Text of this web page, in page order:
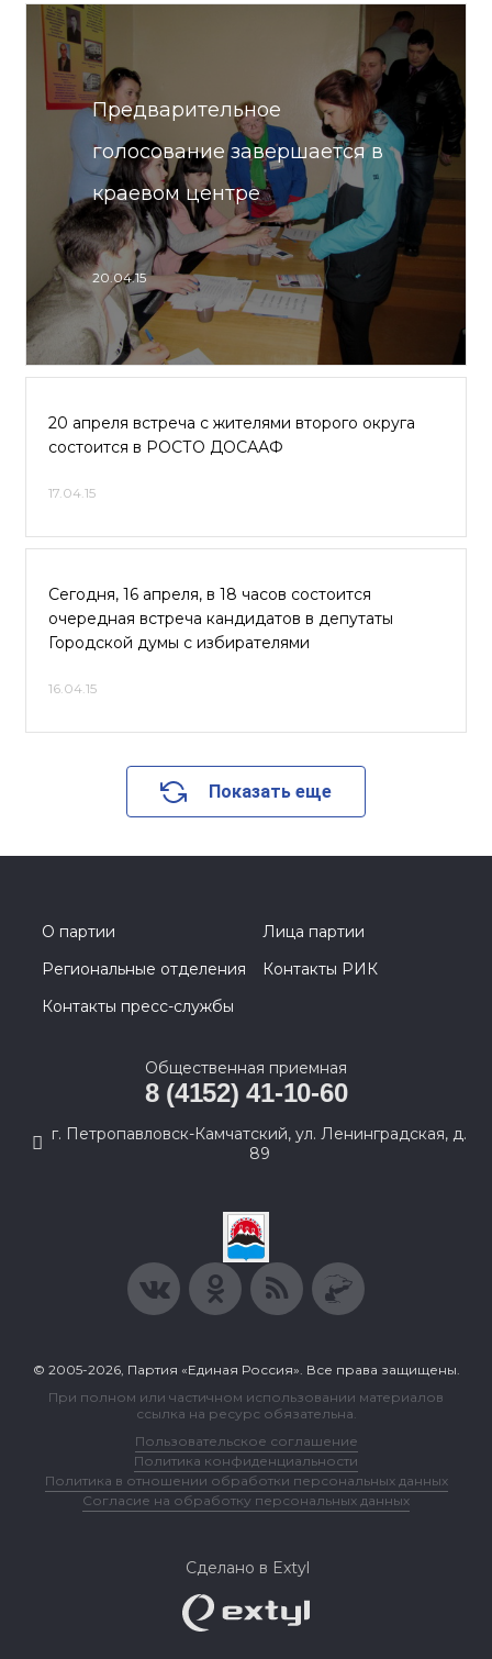
Предварительное
голосование завершается в
краевом центре
20.04.15
20 апреля встреча с жителями второго округа
состоится в РОСТО ДОСААФ
17.04.15
Сегодня, 16 апреля, в 18 часов состоится
очередная встреча кандидатов в депутаты
Городской думы с избирателями
16.04.15
Показать еще
О партии
Лица партии
Региональные отделения
Контакты РИК
Контакты пресс-службы
Общественная приемная
8 (4152) 41-10-60
г. Петропавловск-Камчатский, ул. Ленинградская, д.
89
© 2005-2026, Партия «Единая Россия». Все права защищены.
При полном или частичном использовании материалов
ссылка на ресурс обязательна.
Пользовательское соглашение
Политика конфиденциальности
Политика в отношении обработки персональных данных
Согласие на обработку персональных данных
Сделано в Extyl